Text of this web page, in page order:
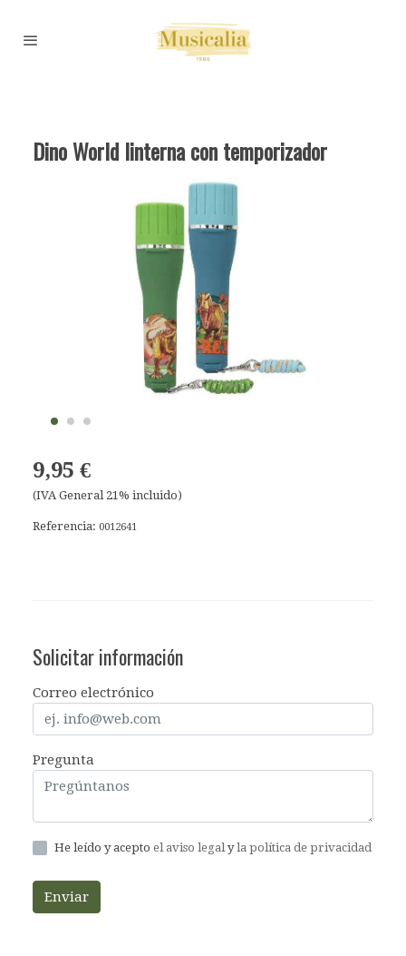
Dino World linterna con temporizador
9,95 €
(IVA General 21% incluido)
Referencia: 0012641
Solicitar información
Correo electrónico
Pregunta
He leído y acepto el aviso legal yla política de privacidad
Enviar